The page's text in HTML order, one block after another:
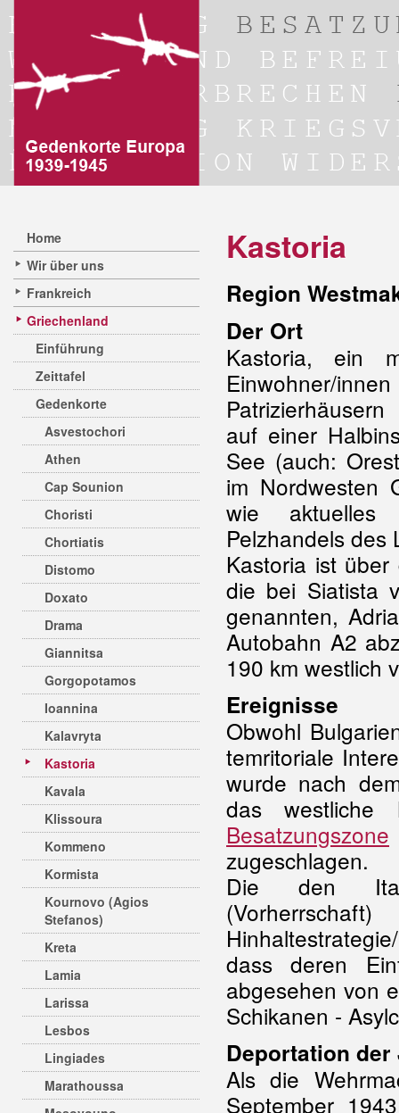
Home
Wir über uns
Frankreich
Griechenland
Einführung
Zeittafel
Gedenkorte
Asvestochori
Athen
Cap Sounion
Choristi
Chortiatis
Distomo
Doxato
Drama
Giannitsa
Gorgopotamos
Ioannina
Kalavryta
Kastoria
Kavala
Klissoura
Kommeno
Kormista
Kournovo (Agios
Stefanos)
Kreta
Lamia
Larissa
Lesbos
Lingiades
Marathoussa
Kastoria
Region
Der Ort
Kastoria, ein
Einwohner/
auf einer
See (auch:
im Nordwesten
wie
Pelzhandels des
Kastoria ist
die bei Siatista
genannten,
Autobahn A2
190 km westlich
Ereignisse
Obwohl
temritoriale
wurde nach
das
Besatzungszone
zugeschlagen.
Die den
dass deren
abgesehen von
Schikanen -
Deportation
Als die
September